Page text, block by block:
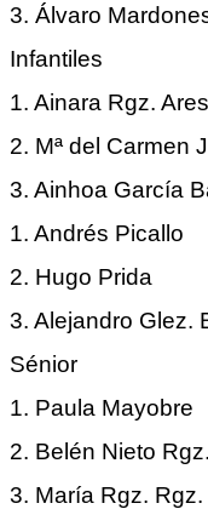
3. Álvaro
Infantiles
1. Ainara Rgz.
2. Mª del Carmen
3. Ainhoa García
1. Andrés Picallo
2. Hugo Prida
3. Alejandro Glez.
Sénior
1. Paula Mayobre
2. Belén Nieto
3. María Rgz.